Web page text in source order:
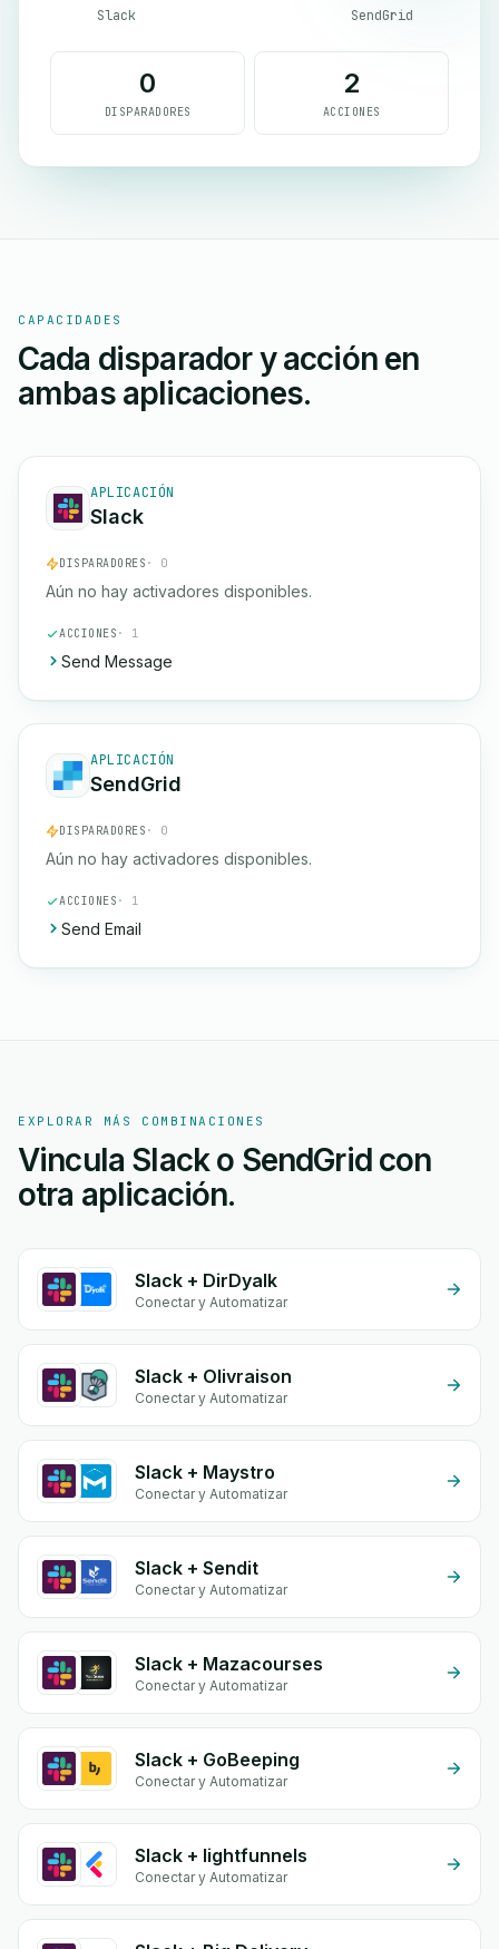
Slack SendGrid
0
DISPARADORES
2
ACCIONES
CAPACIDADES
Cada disparador y acción en
ambas aplicaciones.
APLICACIÓN
Slack
DISPARADORES · 0
Aún no hay activadores disponibles.
ACCIONES · 1
Send Message
APLICACIÓN
SendGrid
DISPARADORES · 0
Aún no hay activadores disponibles.
ACCIONES · 1
Send Email
EXPLORAR MÁS COMBINACIONES
Vincula Slack o SendGrid con
otra aplicación.
Slack + DirDyalk
Conectar y Automatizar
Slack + Olivraison
Conectar y Automatizar
Slack + Maystro
Conectar y Automatizar
Slack + Sendit
Conectar y Automatizar
Slack + Mazacourses
Conectar y Automatizar
Slack + GoBeeping
Conectar y Automatizar
Slack + lightfunnels
Conectar y Automatizar